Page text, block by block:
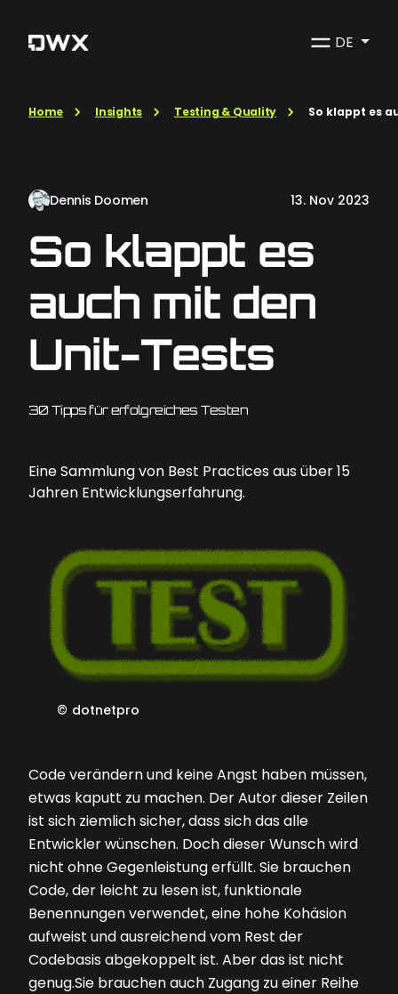
DE
Home Insights Testing & Quality So klappt es
Dennis Doomen 13. Nov 2023
So klappt es
auch mit den
Unit-Tests
30 Tipps für erfolgreiches Testen
Eine Sammlung von Best Practices aus über 15
Jahren Entwicklungserfahrung.
© dotnetpro
Code verändern und keine Angst haben müssen,
etwas kaputt zu machen. Der Autor dieser Zeilen
ist sich ziemlich sicher, dass sich das alle
Entwickler wünschen. Doch dieser Wunsch wird
nicht ohne Gegenleistung erfüllt. Sie brauchen
Code, der leicht zu lesen ist, funktionale
Benennungen verwendet, eine hohe Kohäsion
aufweist und ausreichend vom Rest der
Codebasis abgekoppelt ist. Aber das ist nicht
genug.Sie brauchen auch Zugang zu einer Reihe